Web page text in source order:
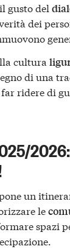
gusto del
dei
cultura
di una
ridere di
un
le
spazi